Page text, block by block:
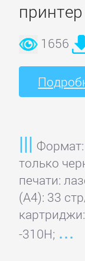
1656
только
печати:
(А4): 33
-310H;